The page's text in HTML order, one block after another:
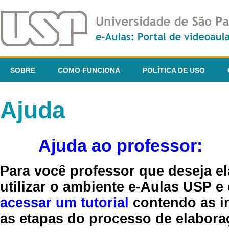
SOBRE COMO FUNCIONA POLÍTICA DE USO
Ajuda
Ajuda ao professor:
Para você professor que deseja
utilizar o ambiente e-Aulas USP
acessar um tutorial contendo as
as etapas do processo de